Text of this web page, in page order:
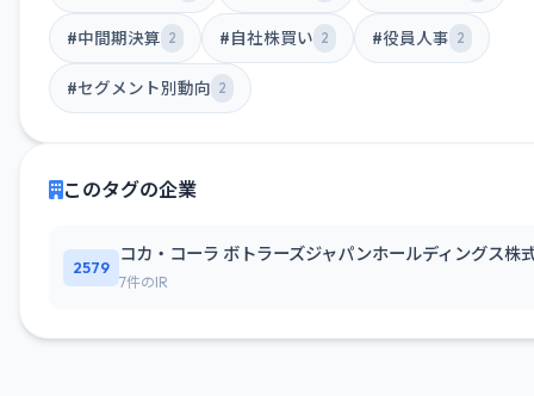
#中間期決算 2 #自社株買い 2 #役員人事 2
#セグメント別動向 2
このタグの企業
2579
コカ・コーラ ボトラーズジャパンホールディングス株
7件のIR